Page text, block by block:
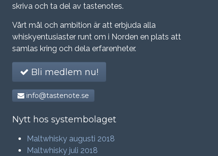
skriva och ta del av tastenotes.
Vårt mål och ambition är att erbjuda alla
whiskyentusiaster runt om i Norden en plats att
samlas kring och dela erfarenheter.
Bli medlem nu!
info@tastenote.se
Nytt hos systembolaget
Maltwhisky augusti 2018
Maltwhisky juli 2018